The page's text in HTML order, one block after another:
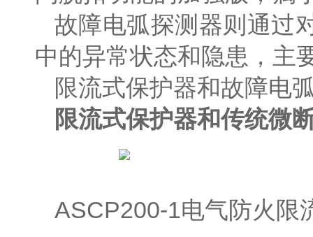
故障电弧探测器则通过
中的异常状态和隐患，主
限流式保护器和故障电
限流式保护器和传统微
ASCP200-1电气防火限